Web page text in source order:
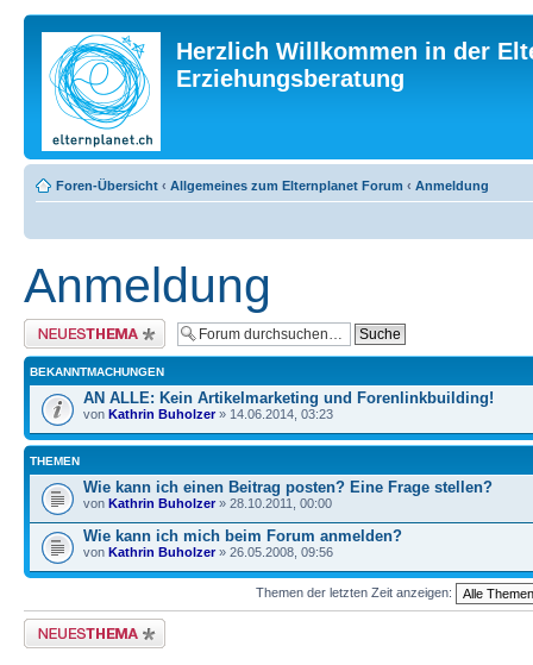
Herzlich Willkommen in der
Erziehungsberatung
Foren-Übersicht ‹ Allgemeines zum Elternplanet Forum ‹ Anmeldung
Anmeldung
Neues Thema erstellen
BEKANNTMACHUNGEN
AN ALLE: Kein Artikelmarketing und Forenlinkbuilding!
von Kathrin Buholzer» 14.06.2014, 03:23
THEMEN
Wie kann ich einen Beitrag posten? Eine Frage stellen?
von Kathrin Buholzer» 28.10.2011, 00:00
Wie kann ich mich beim Forum anmelden?
von Kathrin Buholzer» 26.05.2008, 09:56
Themen der letzten Zeit anzeigen:
Neues Thema erstellen